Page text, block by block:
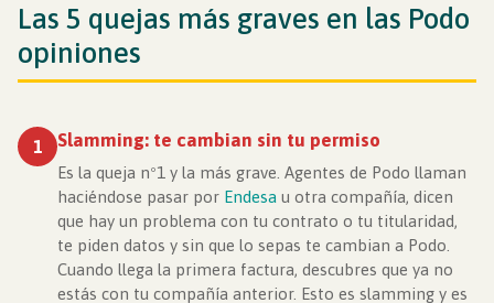
Las 5 quejas más graves en las Podo
opiniones
1 Slamming: te cambian sin tu permiso
Es la queja nº1 y la más grave. Agentes de Podo llaman
haciéndose pasar por Endesa u otra compañía, dicen
que hay un problema con tu contrato o tu titularidad,
te piden datos y sin que lo sepas te cambian a Podo.
Cuando llega la primera factura, descubres que ya no
estás con tu compañía anterior. Esto es slamming y es